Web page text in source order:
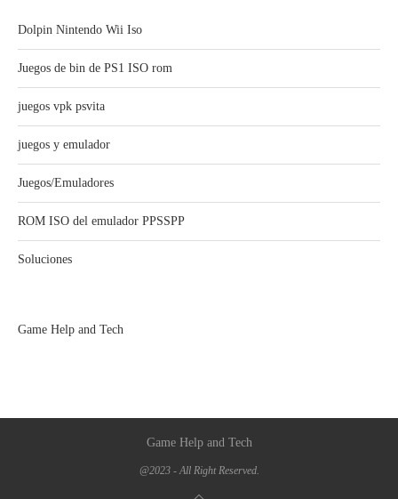
Dolpin Nintendo Wii Iso
Juegos de bin de PS1 ISO rom
juegos vpk psvita
juegos y emulador
Juegos/Emuladores
ROM ISO del emulador PPSSPP
Soluciones
Game Help and Tech
Game Help and Tech
@2023 - All Right Reserved.